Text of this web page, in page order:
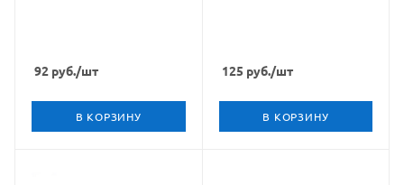
92 руб./шт
В КОРЗИНУ
125 руб./шт
В КОРЗИНУ